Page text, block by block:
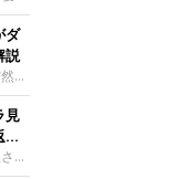
持
が
情
ら
な
？
の
談
に
の
と
意
い
る
要
つ
み
活
ダ
説
部
に
に
さ
な
見
ん